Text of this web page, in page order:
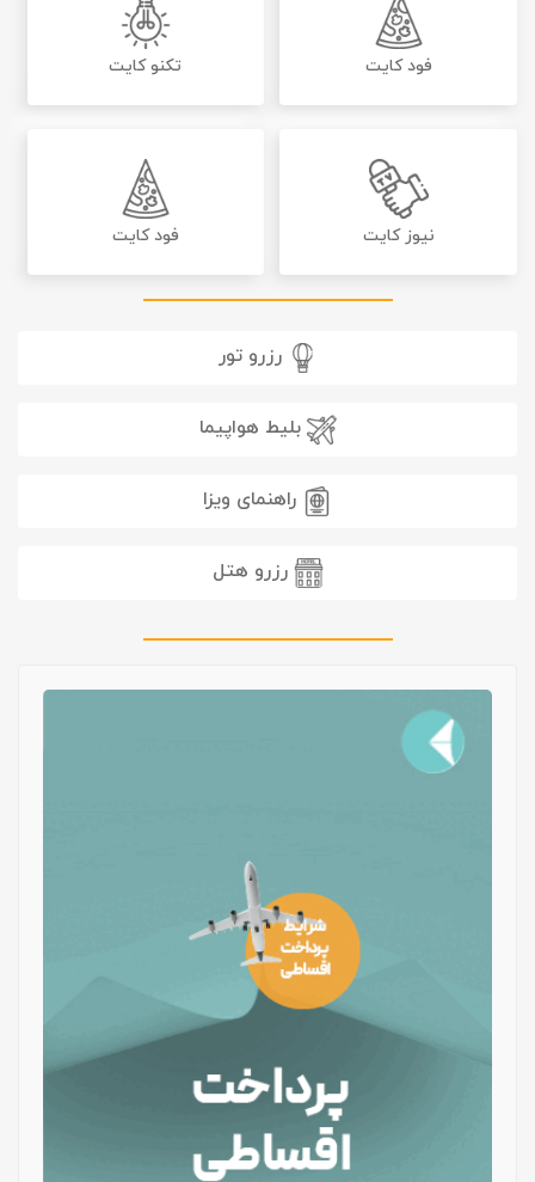
فود کایت تکنو کایت
نیوز کایت فود کایت
رزرو تور
بلیط هواپیما
راهنمای ویزا
رزرو هتل